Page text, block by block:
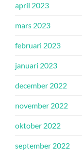
april 2023
mars 2023
februari 2023
januari 2023
december 2022
november 2022
oktober 2022
september 2022